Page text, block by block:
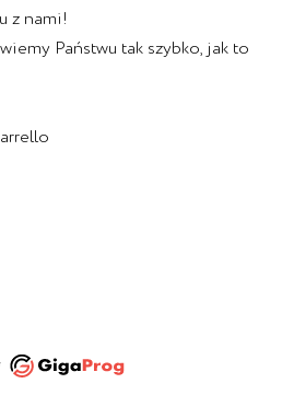
z nami!
Państwu tak szybko, jak to